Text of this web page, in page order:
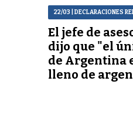
22/03 | DECLARACIONES
El jefe de
dijo que "el
de Argentina
lleno de